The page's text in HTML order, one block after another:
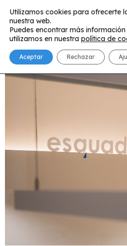
contenido
Utilizamos cookies para ofrecerte
nuestra web.
Puedes encontrar más
utilizamos en nuestra política de
Aceptar Rechazar